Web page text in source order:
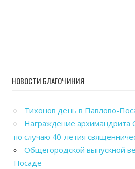
НОВОСТИ БЛАГОЧИНИЯ
Тихонов день в Павлово-
Награждение архимандрита
по случаю 40-летия
Общегородской выпускной
Посаде